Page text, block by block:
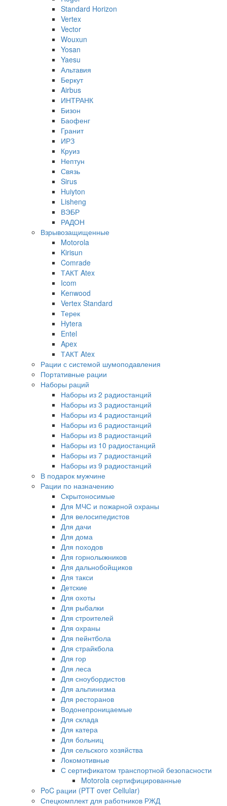
Standard Horizon
Vertex
Vector
Wouxun
Yosan
Yaesu
Альтавия
Беркут
Airbus
ИНТРАНК
Бизон
Баофенг
Гранит
ИРЗ
Круиз
Нептун
Связь
Sirus
Huiyton
Lisheng
ВЭБР
РАДОН
Взрывозащищенные
Motorola
Kirisun
Comrade
ТАКТ Atex
Icom
Kenwood
Vertex Standard
Терек
Hytera
Entel
Apex
ТАКТ Atex
Рации с системой шумоподавления
Портативные рации
Наборы раций
Наборы из 2 радиостанций
Наборы из 3 радиостанций
Наборы из 4 радиостанций
Наборы из 6 радиостанций
Наборы из 8 радиостанций
Наборы из 10 радиостанций
Наборы из 7 радиостанций
Наборы из 9 радиостанций
В подарок мужчине
Рации по назначению
Скрытоносимые
Для МЧС и пожарной охраны
Для велосипедистов
Для дачи
Для дома
Для походов
Для горнолыжников
Для дальнобойщиков
Для такси
Детские
Для охоты
Для рыбалки
Для строителей
Для охраны
Для пейнтбола
Для страйкбола
Для гор
Для леса
Для сноубордистов
Для альпинизма
Для ресторанов
Водонепроницаемые
Для склада
Для катера
Для больниц
Для сельского хозяйства
Локомотивные
С сертификатом транспортной безопасности
Motorola сертифицированные
PoC рации (PTT over Cellular)
Спецкомплект для работников РЖД